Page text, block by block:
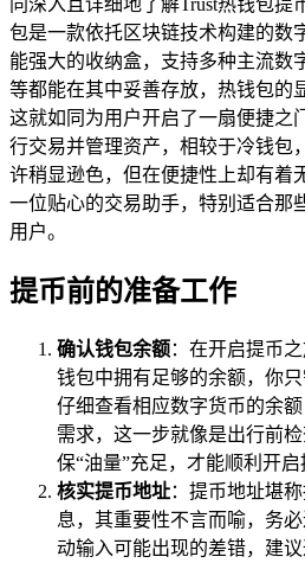
包是一款依托区块链技术构建的数
能强大的收纳盒，支持多种主流数
等都能在其中妥善存放，热钱包的
这就如同为用户开启了一扇便捷之
行交易并管理资产，相较于冷钱包
许稍显逊色，但在便捷性上却有着
一位贴心的交易助手，特别适合那
用户。
提币前的准备工作
确认钱包余额：在开启提币
钱包中拥有足够的余额，你只
仔细查看相应数字货币的余
需求，这一步就像是出行前
保“油量”充足，才能顺利开启
核实提币地址：提币地址堪
息，其重要性不言而喻，务
动输入可能出现的差错，建